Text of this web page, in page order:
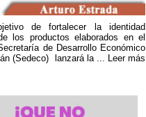
de fortalecer la identidad
los productos elaborados en el
de Desarrollo Económico
(Sedeco) lanzará la ... Leer más